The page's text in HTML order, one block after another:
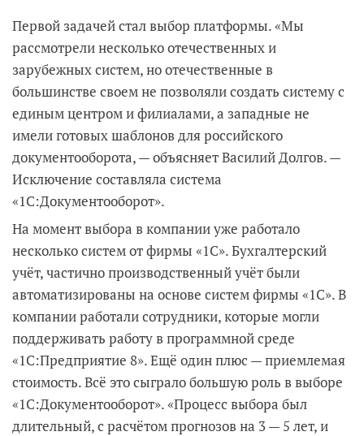
Первой задачей стал выбор платформы. «Мы
рассмотрели несколько отечественных и
зарубежных систем, но отечественные в
большинстве своем не позволяли создать систему с
единым центром и филиалами, а западные не
имели готовых шаблонов для российского
документооборота, — объясняет Василий Долгов. —
Исключение составляла система
«1С:Документооборот».
На момент выбора в компании уже работало
несколько систем от фирмы «1С». Бухгалтерский
учёт, частично производственный учёт были
автоматизированы на основе систем фирмы «1С». В
компании работали сотрудники, которые могли
поддерживать работу в программной среде
«1С:Предприятие 8». Ещё один плюс — приемлемая
стоимость. Всё это сыграло большую роль в выборе
«1С:Документооборот». «Процесс выбора был
длительный, с расчётом прогнозов на 3 — 5 лет, и